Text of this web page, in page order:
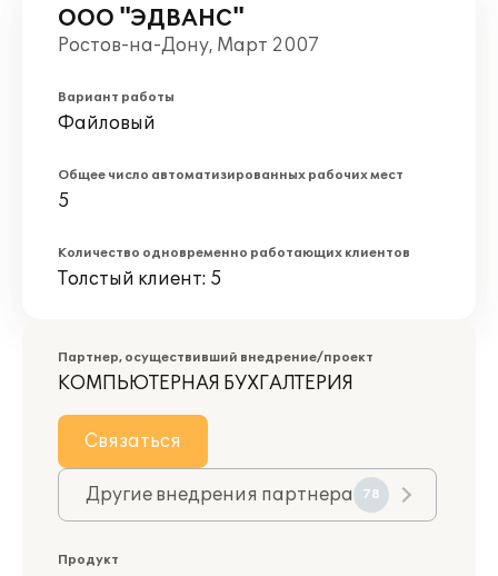
ООО "ЭДВАНС"
Ростов-на-Дону, Март 2007
Вариант работы
Файловый
Общее число автоматизированных рабочих мест
5
Количество одновременно работающих клиентов
Толстый клиент: 5
Партнер, осуществивший внедрение/проект
КОМПЬЮТЕРНАЯ БУХГАЛТЕРИЯ
Связаться
Другие внедрения партнера 78
Продукт